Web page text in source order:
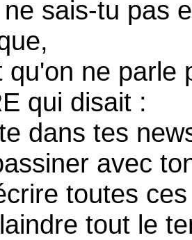
sais-tu pas
qu'on ne parle
qui disait :
dans tes
avec
toutes
tout le